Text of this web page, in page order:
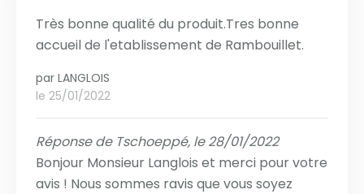
Très bonne qualité du produit.Tres bonne
accueil de l'etablissement de Rambouillet.
par LANGLOIS
le 25/01/2022
Réponse de Tschoeppé, le 28/01/2022
Bonjour Monsieur Langlois et merci pour votre
avis ! Nous sommes ravis que vous soyez